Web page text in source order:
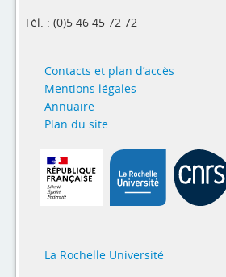
Tél. : (0)5 46 45 72 72
Contacts et plan d’accès
Mentions légales
Annuaire
Plan du site
La Rochelle Université